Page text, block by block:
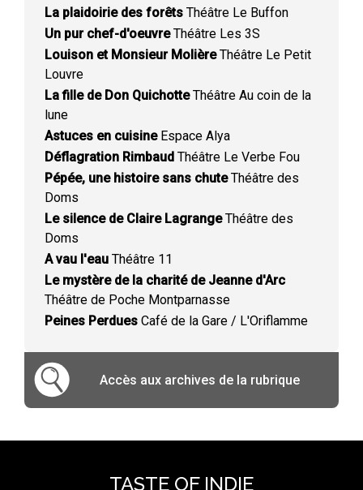
La plaidoirie des forêts Théâtre Le Buffon
Un pur chef-d'oeuvreThéâtre Les 3S
Louison et Monsieur MolièreThéâtre Le Petit
Louvre
La fille de Don QuichotteThéâtre Au coin de la
lune
Astuces en cuisineEspace Alya
Déflagration Rimbaud Théâtre Le Verbe Fou
Pépée, une histoire sans chuteThéâtre des
Doms
Le silence de Claire LagrangeThéâtre des
Doms
A vau l'eau Théâtre 11
Le mystère de la charité de Jeanne d'Arc
Théâtre de Poche Montparnasse
Peines Perdues Café de la Gare / L'Oriflamme
Accès aux archives de la rubrique
TASTE OF INDIE